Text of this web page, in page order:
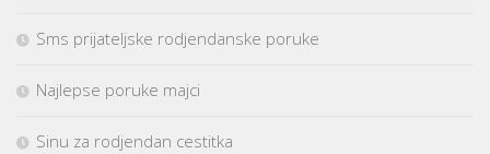
Sms prijateljske rodjendanske poruke
Najlepse poruke majci
Sinu za rodjendan cestitka